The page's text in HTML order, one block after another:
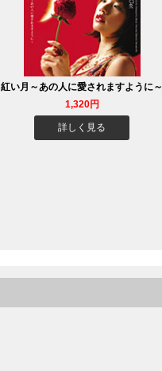
紅い月～あの人に愛されますように～
1,320円
詳しく見る